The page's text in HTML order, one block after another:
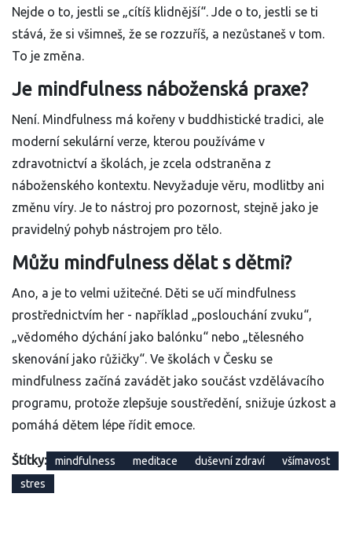
Nejde o to, jestli se „cítíš klidnější“. Jde o to, jestli se ti
stává, že si všimneš, že se rozzuříš, a nezůstaneš v tom.
To je změna.
Je mindfulness náboženská praxe?
Není. Mindfulness má kořeny v buddhistické tradici, ale
moderní sekulární verze, kterou používáme v
zdravotnictví a školách, je zcela odstraněna z
náboženského kontextu. Nevyžaduje věru, modlitby ani
změnu víry. Je to nástroj pro pozornost, stejně jako je
pravidelný pohyb nástrojem pro tělo.
Můžu mindfulness dělat s dětmi?
Ano, a je to velmi užitečné. Děti se učí mindfulness
prostřednictvím her - například „poslouchání zvuku“,
„vědomého dýchání jako balónku“ nebo „tělesného
skenování jako růžičky“. Ve školách v Česku se
mindfulness začíná zavádět jako součást vzdělávacího
programu, protože zlepšuje soustředění, snižuje úzkost a
pomáhá dětem lépe řídit emoce.
Štítky: mindfulness meditace duševní zdraví
všímavost
stres